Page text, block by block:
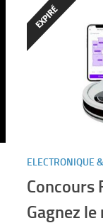
ELECTRONIQUE
Concours
Gagnez